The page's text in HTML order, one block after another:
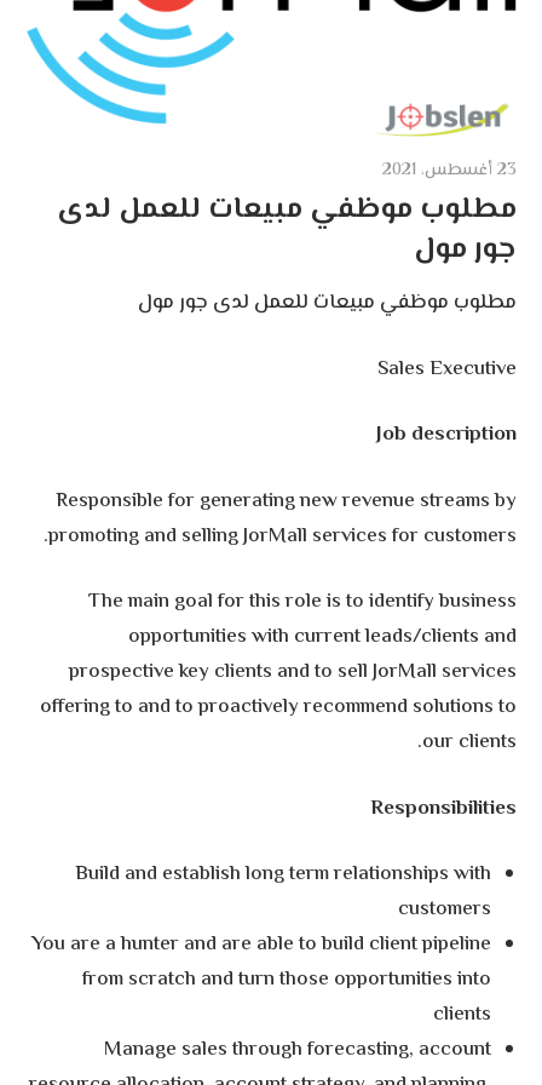
23 أغسطس، 2021
مطلوب موظفي مبيعات للعمل لدى
جور مول
مطلوب موظفي مبيعات للعمل لدى جور مول
Sales Executive
Job description
Responsible for generating new revenue streams by
promoting and selling JorMall services for customers.
The main goal for this role is to identify business
opportunities with current leads/clients and
prospective key clients and to sell JorMall services
offering to and to proactively recommend solutions to
our clients.
Responsibilities
Build and establish long term relationships with
customers
You are a hunter and are able to build client pipeline
from scratch and turn those opportunities into
clients
Manage sales through forecasting, account